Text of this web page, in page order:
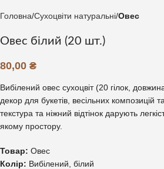
Головна Сухоцвіти натуральні Овес
Овес білий (20 шт.)
80,00 ₴
Вибілений овес сухоцвіт (20 гілок,
декор для букетів, весільних композицій
текстура та ніжний відтінок дарують
якому простору.
Товар: Овес
Колір: Вибілений, білий